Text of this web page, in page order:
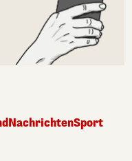
NachrichtenSport